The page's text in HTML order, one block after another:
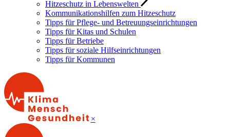
Hitzeschutz in Lebenswelten
Kommunikationshilfen zum Hitzeschutz
Tipps für Pflege- und Betreuungseinrichtungen
Tipps für Kitas und Schulen
Tipps für Betriebe
Tipps für soziale Hilfseinrichtungen
Tipps für Kommunen
×